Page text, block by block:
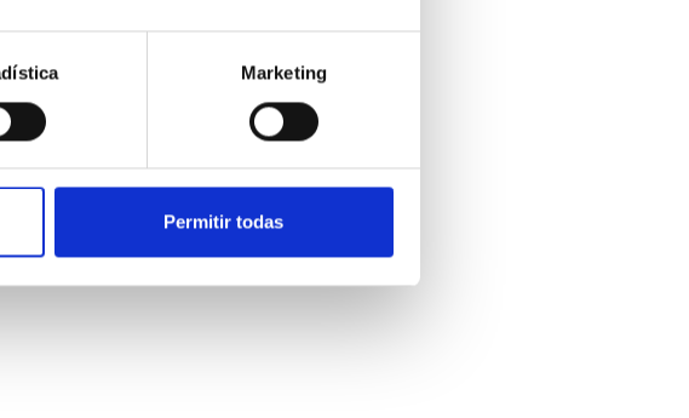
Marketing
Permitir todas
Precio
40 €